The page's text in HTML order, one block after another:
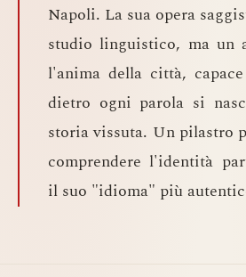
Napoli. La sua opera
studio linguistico, ma un
l'anima della città,
dietro ogni parola si
storia vissuta. Un pilastro
comprendere l'identità
il suo "idioma" più